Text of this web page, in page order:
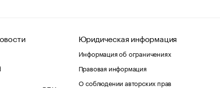
Юридическая информация
Информация об ограничениях
Правовая информация
О соблюдении авторских прав